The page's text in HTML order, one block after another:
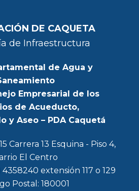
DE CAQUETA
de Infraestructura
de Agua y
Empresarial de los
de Acueducto,
y Aseo – PDA Caquetá
Carrera 13 Esquina - Piso 4,
El Centro
extensión 117 o 129
Postal: 180001